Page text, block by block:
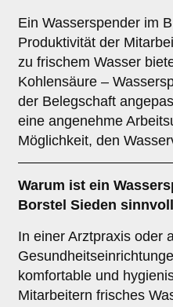
Ein Wasserspender im
Produktivität der
zu frischem Wasser
Kohlensäure –
der Belegschaft
eine angenehme
Möglichkeit, den
Warum ist ein
Borstel Sieden
In einer Arztpraxis oder
komfortable und
Mitarbeitern frisches